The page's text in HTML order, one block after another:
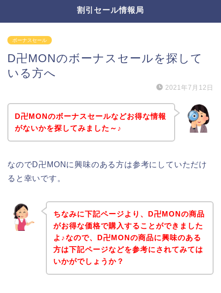
割引セール情報局
ボーナスセール
D卍MONのボーナスセールを探して
いる方へ
2021年7月12日
D卍MONのボーナスセールなどお得な情報
がないかを探してみました～♪
なのでD卍MONに興味のある方は参考にしていただけ
ると幸いです。
ちなみに下記ページより、D卍MONの商品
がお得な価格で購入することができました
よ♪なので、D卍MONの商品に興味のある
方は下記ページなどを参考にされてみては
いかがでしょうか？